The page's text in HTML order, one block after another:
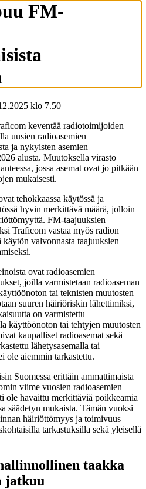
FM-
klo 7.50
keventää radiotoimijoiden
uusien radioasemien
ja nykyisten asemien
alusta. Muutoksella virasto
jossa asemat ovat jo pitkään
mukaisesti.
tehokkaassa käytössä ja
hyvin merkittävä määrä, jolloin
FM-taajuuksien
Traficom vastaa myös radion
käytön valvonnasta taajuuksien
ovat radioasemien
joilla varmistetaan radioaseman
tai teknisten muutosten
suuren häiriöriskin lähettimiksi,
on varmistettu
käyttöönoton tai tehtyjen muutosten
kaupalliset radioasemat sekä
lähetysasemalla tai
ole aiemmin tarkastettu.
Suomessa erittäin ammattimaista
viime vuosien radioasemien
ole havaittu merkittäviä poikkeamia
säädetyn mukaista. Tämän vuoksi
häiriöttömyys ja toimivuus
tarkastuksilla sekä yleisellä
taakka
jatkuu